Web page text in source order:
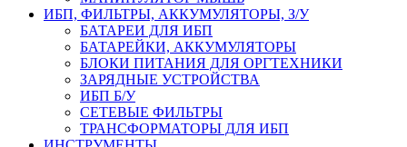
ИБП, ФИЛЬТРЫ, АККУМУЛЯТОРЫ, З/У
БАТАРЕИ ДЛЯ ИБП
БАТАРЕЙКИ, АККУМУЛЯТОРЫ
БЛОКИ ПИТАНИЯ ДЛЯ ОРГТЕХНИКИ
ЗАРЯДНЫЕ УСТРОЙСТВА
ИБП Б/У
СЕТЕВЫЕ ФИЛЬТРЫ
ТРАНСФОРМАТОРЫ ДЛЯ ИБП